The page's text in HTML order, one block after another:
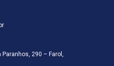
290 – Farol,